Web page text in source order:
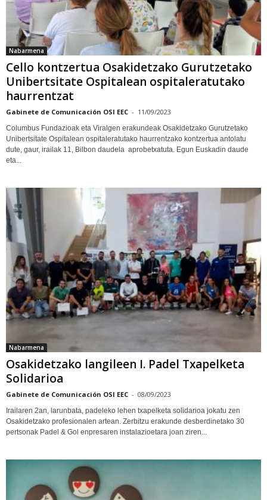
Nabarmena
Cello kontzertua Osakidetzako Gurutzetako
Unibertsitate Ospitalean ospitaleratutako
haurrentzat
Gabinete de Comunicación OSI EEC - 11/09/2023
Columbus Fundazioak eta Viralgen erakundeak Osakidetzako Gurutzetako
Unibertsitate Ospitalean ospitaleratutako haurrentzako kontzertua antolatu
dute, gaur, irailak 11, Bilbon daudela aprobetxatuta. Egun Euskadin daude
eta...
Nabarmena
Osakidetzako langileen I. Padel Txapelketa
Solidarioa
Gabinete de Comunicación OSI EEC - 08/09/2023
Irailaren 2an, larunbata, padeleko lehen txapelketa solidarioa jokatu zen
Osakidetzako profesionalen artean. Zerbitzu erakunde desberdinetako 30
pertsonak Padel & Gol enpresaren instalazioetara joan ziren...